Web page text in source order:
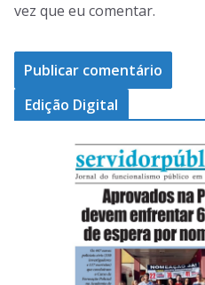
vez que eu comentar.
Edição Digital